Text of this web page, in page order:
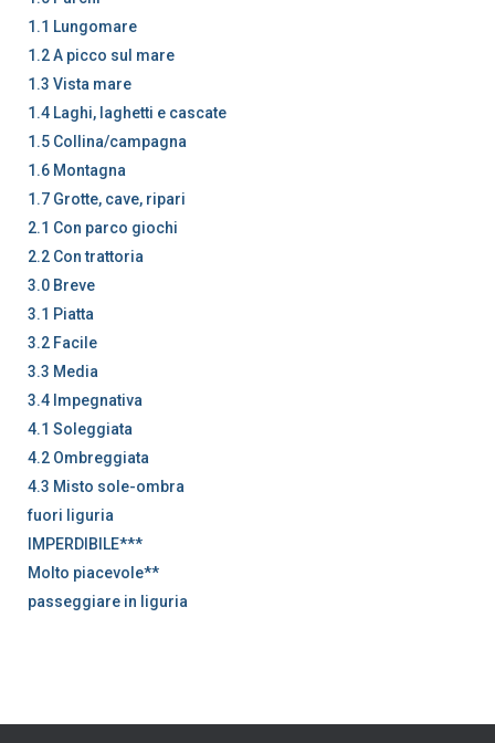
1.1 Lungomare
1.2 A picco sul mare
1.3 Vista mare
1.4 Laghi, laghetti e cascate
1.5 Collina/campagna
1.6 Montagna
1.7 Grotte, cave, ripari
2.1 Con parco giochi
2.2 Con trattoria
3.0 Breve
3.1 Piatta
3.2 Facile
3.3 Media
3.4 Impegnativa
4.1 Soleggiata
4.2 Ombreggiata
4.3 Misto sole-ombra
fuori liguria
IMPERDIBILE***
Molto piacevole**
passeggiare in liguria